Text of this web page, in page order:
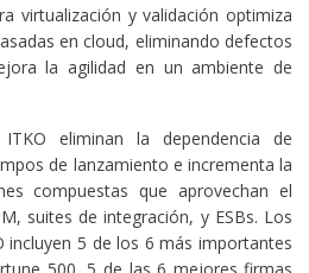
virtualización y validación optimiza
en cloud, eliminando defectos
la agilidad en un ambiente de
eliminan la dependencia de
de lanzamiento e incrementa la
compuestas que aprovechan el
suites de integración, y ESBs. Los
incluyen 5 de los 6 más importantes